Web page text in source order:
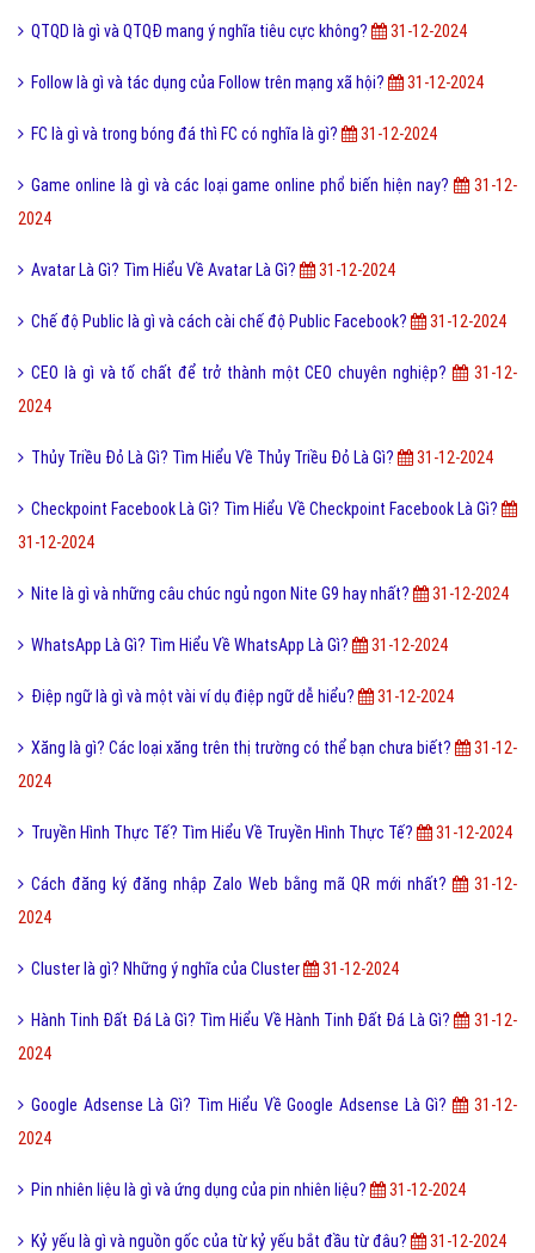
QTQD là gì và QTQĐ mang ý nghĩa tiêu cực không? 31-12-2024
Follow là gì và tác dụng của Follow trên mạng xã hội? 31-12-2024
FC là gì và trong bóng đá thì FC có nghĩa là gì? 31-12-2024
Game online là gì và các loại game online phổ biến hiện nay?
31-12-
2024
Avatar Là Gì? Tìm Hiểu Về Avatar Là Gì? 31-12-2024
Chế độ Public là gì và cách cài chế độ Public Facebook? 31-12-2024
CEO là gì và tố chất để trở thành một CEO chuyên nghiệp?
31-12-
2024
Thủy Triều Đỏ Là Gì? Tìm Hiểu Về Thủy Triều Đỏ Là Gì? 31-12-2024
Checkpoint Facebook Là Gì? Tìm Hiểu Về Checkpoint Facebook Là Gì?
31-12-2024
Nite là gì và những câu chúc ngủ ngon Nite G9 hay nhất? 31-12-2024
WhatsApp Là Gì? Tìm Hiểu Về WhatsApp Là Gì? 31-12-2024
Điệp ngữ là gì và một vài ví dụ điệp ngữ dễ hiểu? 31-12-2024
Xăng là gì? Các loại xăng trên thị trường có thể bạn chưa biết?
31-12-
2024
Truyền Hình Thực Tế? Tìm Hiểu Về Truyền Hình Thực Tế? 31-12-2024
Cách đăng ký đăng nhập Zalo Web bằng mã QR mới nhất?
31-12-
2024
Cluster là gì? Những ý nghĩa của Cluster 31-12-2024
Hành Tinh Đất Đá Là Gì? Tìm Hiểu Về Hành Tinh Đất Đá Là Gì?
31-12-
2024
Google Adsense Là Gì? Tìm Hiểu Về Google Adsense Là Gì?
31-12-
2024
Pin nhiên liệu là gì và ứng dụng của pin nhiên liệu? 31-12-2024
Kỷ yếu là gì và nguồn gốc của từ kỷ yếu bắt đầu từ đâu? 31-12-2024